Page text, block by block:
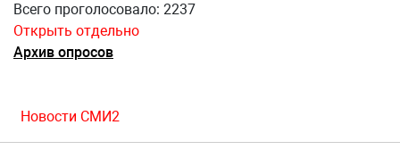
Всего проголосовало: 2237
Открыть отдельно
Архив опросов
Новости СМИ2